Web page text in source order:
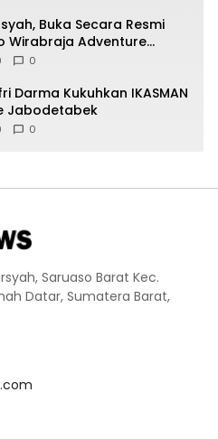
Buka Secara Resmi
Wirabraja Adventure
0
Darma Kukuhkan IKASMAN
Jabodetabek
0
Saruaso Barat Kec.
Datar, Sumatera Barat,